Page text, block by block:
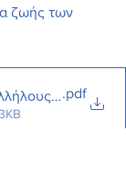
ζωής των
.pdf